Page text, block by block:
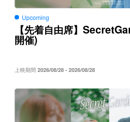
Upcoming
【先着自由席】
開催)
上映期間 2026/08/28 - 2026/08/28